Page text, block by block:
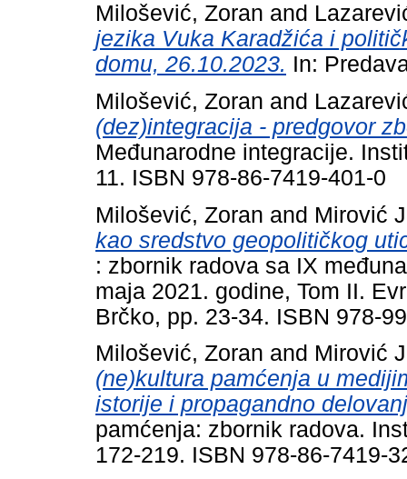
Milošević, Zoran and
jezika Vuka Karadžića i
domu, 26.10.2023. In:
Milošević, Zoran and
(dez)integracija - predgovor
Međunarodne integracije.
11. ISBN 978-86-7419-401-0
Milošević, Zoran and Mirović
kao sredstvo geopolitičkog
: zbornik radova sa IX
maja 2021. godine, Tom II.
Brčko, pp. 23-34. ISBN 978-
Milošević, Zoran and Mirović
(ne)kultura pamćenja u
istorije i propagandno
pamćenja: zbornik radova.
172-219. ISBN 978-86-7419-